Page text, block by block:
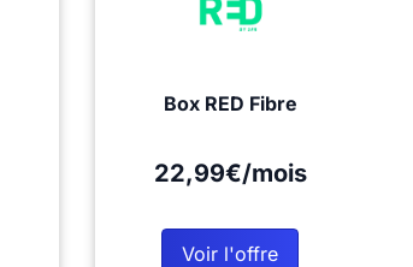
Box RED Fibre
22,99€/mois
Voir l'offre